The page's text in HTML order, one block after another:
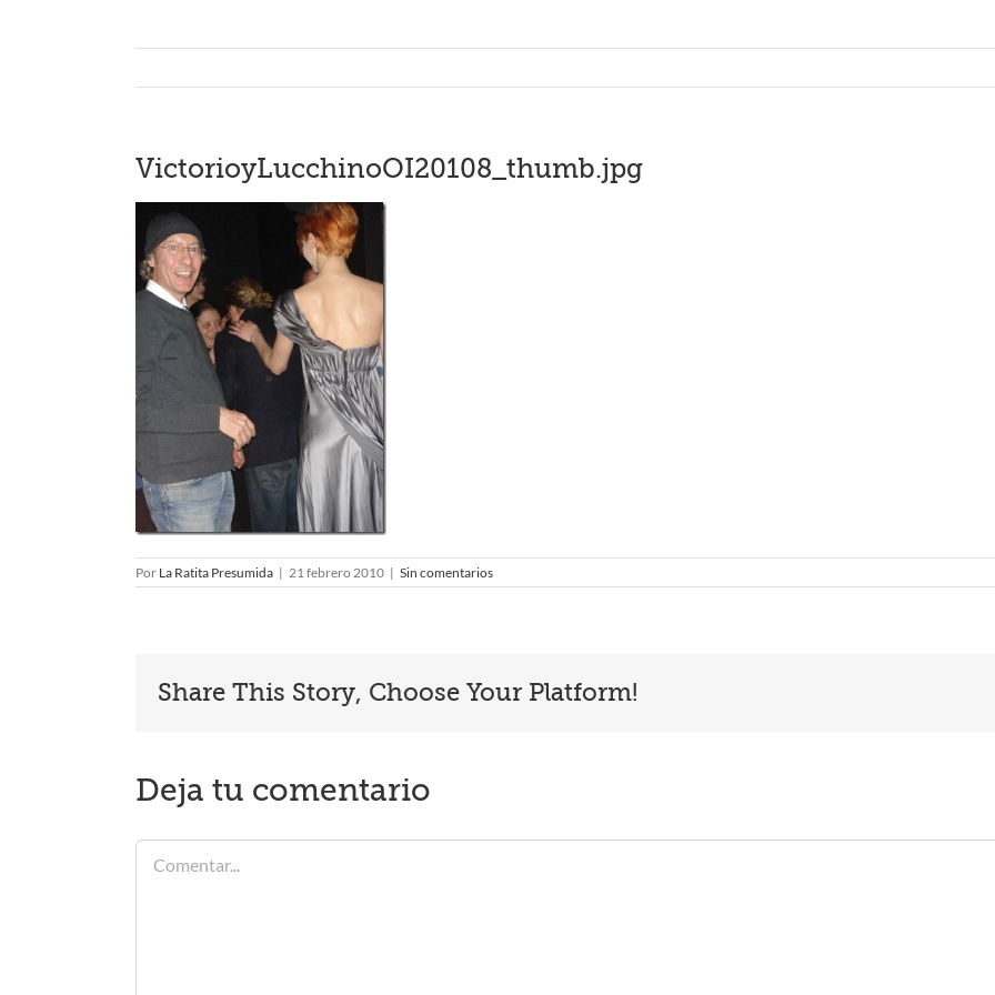
VictorioyLucchinoOI20108_thumb.jpg
Por La Ratita Presumida | 21 febrero 2010 | Sin comentarios
Share This Story, Choose Your Platform!
Deja tu comentario
Comentar